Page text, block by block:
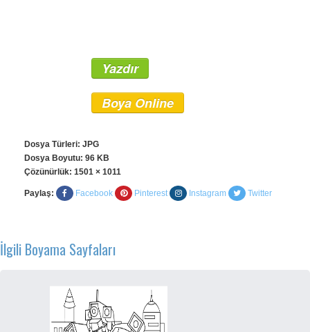
Yazdır
Boya Online
Dosya Türleri: JPG
Dosya Boyutu: 96 KB
Çözünürlük: 1501 × 1011
Paylaş: Facebook Pinterest Instagram Twitter
İlgili Boyama Sayfaları